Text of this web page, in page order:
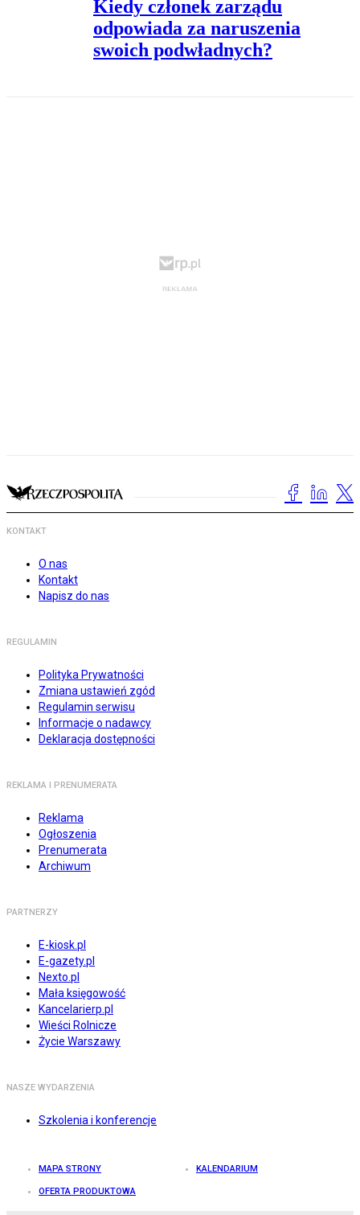
Kiedy członek zarządu
odpowiada za naruszenia
swoich podwładnych?
KONTAKT
O nas
Kontakt
Napisz do nas
REGULAMIN
Polityka Prywatności
Zmiana ustawień zgód
Regulamin serwisu
Informacje o nadawcy
Deklaracja dostępności
REKLAMA I PRENUMERATA
Reklama
Ogłoszenia
Prenumerata
Archiwum
PARTNERZY
E-kiosk.pl
E-gazety.pl
Nexto.pl
Mała księgowość
Kancelarierp.pl
Wieści Rolnicze
Życie Warszawy
NASZE WYDARZENIA
Szkolenia i konferencje
MAPA STRONY KALENDARIUM
OFERTA PRODUKTOWA